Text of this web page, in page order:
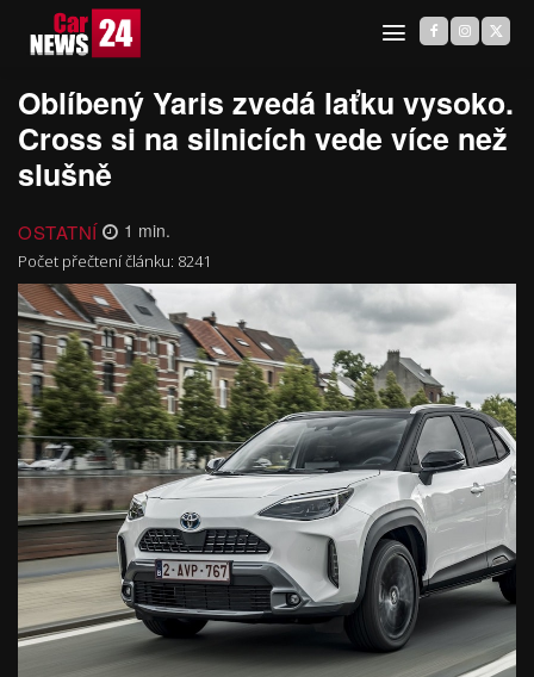
Oblíbený Yaris zvedá laťku vysoko.
Cross si na silnicích vede více než
slušně
OSTATNÍ 1 min.
Počet přečtení článku: 8241